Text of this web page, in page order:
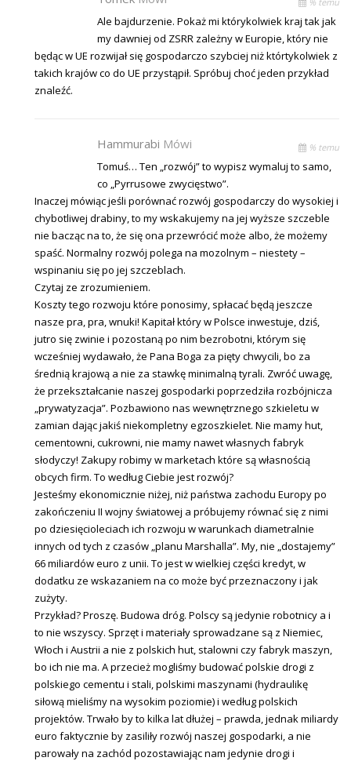
Ale bajdurzenie. Pokaż mi którykolwiek kraj tak jak
my dawniej od ZSRR zależny w Europie, który nie
będąc w UE rozwijał się gospodarczo szybciej niż którtykolwiek z
takich krajów co do UE przystąpił. Spróbuj choć jeden przykład
znaleźć.
Hammurabi Mówi % temu
Tomuś… Ten „rozwój” to wypisz wymaluj to samo,
co „Pyrrusowe zwycięstwo”.
Inaczej mówiąc jeśli porównać rozwój gospodarczy do wysokiej i
chybotliwej drabiny, to my wskakujemy na jej wyższe szczeble
nie bacząc na to, że się ona przewrócić może albo, że możemy
spaść. Normalny rozwój polega na mozolnym – niestety –
wspinaniu się po jej szczeblach.
Czytaj ze zrozumieniem.
Koszty tego rozwoju które ponosimy, spłacać będą jeszcze
nasze pra, pra, wnuki! Kapitał który w Polsce inwestuje, dziś,
jutro się zwinie i pozostaną po nim bezrobotni, którym się
wcześniej wydawało, że Pana Boga za pięty chwycili, bo za
średnią krajową a nie za stawkę minimalną tyrali. Zwróć uwagę,
że przekształcanie naszej gospodarki poprzedziła rozbójnicza
„prywatyzacja”. Pozbawiono nas wewnętrznego szkieletu w
zamian dając jakiś niekompletny egzoszkielet. Nie mamy hut,
cementowni, cukrowni, nie mamy nawet własnych fabryk
słodyczy! Zakupy robimy w marketach które są własnością
obcych firm. To według Ciebie jest rozwój?
Jesteśmy ekonomicznie niżej, niż państwa zachodu Europy po
zakończeniu II wojny światowej a próbujemy równać się z nimi
po dziesięcioleciach ich rozwoju w warunkach diametralnie
innych od tych z czasów „planu Marshalla”. My, nie „dostajemy”
66 miliardów euro z unii. To jest w wielkiej części kredyt, w
dodatku ze wskazaniem na co może być przeznaczony i jak
zużyty.
Przykład? Proszę. Budowa dróg. Polscy są jedynie robotnicy a i
to nie wszyscy. Sprzęt i materiały sprowadzane są z Niemiec,
Włoch i Austrii a nie z polskich hut, stalowni czy fabryk maszyn,
bo ich nie ma. A przecież mogliśmy budować polskie drogi z
polskiego cementu i stali, polskimi maszynami (hydraulikę
siłową mieliśmy na wysokim poziomie) i według polskich
projektów. Trwało by to kilka lat dłużej – prawda, jednak miliardy
euro faktycznie by zasiliły rozwój naszej gospodarki, a nie
parowały na zachód pozostawiając nam jedynie drogi i